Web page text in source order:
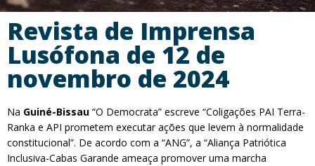
Revista de Imprensa
Lusófona de 12 de
novembro de 2024
Na Guiné-Bissau “O Democrata” escreve “Coligações PAI Terra-
Ranka e API prometem executar ações que levem à normalidade
constitucional”. De acordo com a “ANG”, a “Aliança Patriótica
Inclusiva-Cabas Garande ameaça promover uma marcha